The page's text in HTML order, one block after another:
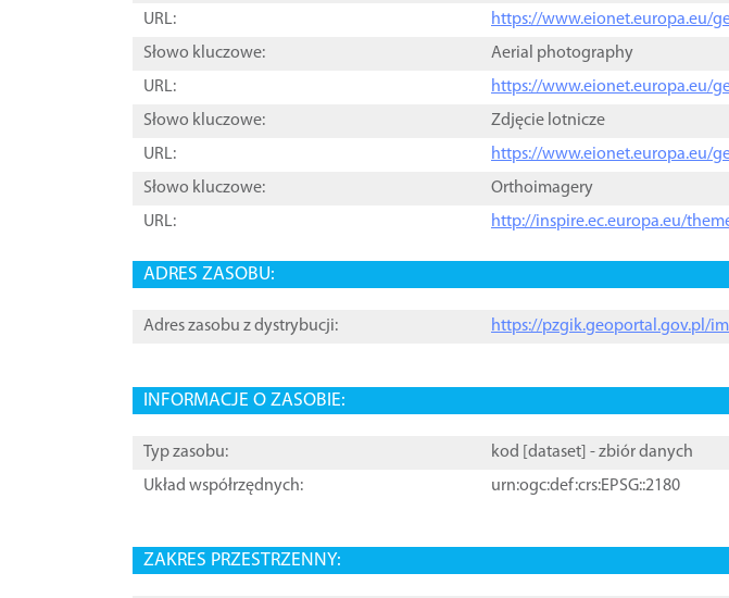
URL:
https://www.eionet.europa.eu/
Słowo kluczowe:
Aerial photography
URL:
https://www.eionet.europa.eu/
Słowo kluczowe:
Zdjęcie lotnicze
URL:
https://www.eionet.europa.eu/
Słowo kluczowe:
Orthoimagery
URL:
http://inspire.ec.europa.eu/
ADRES ZASOBU:
Adres zasobu z dystrybucji: https://pzgik.geoportal.gov.pl/
INFORMACJE O ZASOBIE:
Typ zasobu: kod [ dataset ] - zbiór danych
Układ współrzędnych:
urn:ogc:def:crs:EPSG::2180
ZAKRES PRZESTRZENNY: